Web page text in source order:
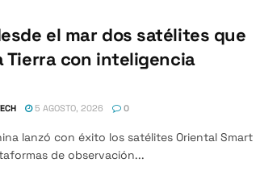
el mar dos satélites que
Tierra con inteligencia
5 AGOSTO, 2026 0
lanzó con éxito los satélites Oriental Smart
de observación...